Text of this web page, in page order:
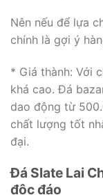
Nên nếu để lựa
chính là gợi ý
* Giá thành: Với
khá cao. Đá
dao động từ
chất lượng tốt
đại.
Đá Slate Lai
độc đáo